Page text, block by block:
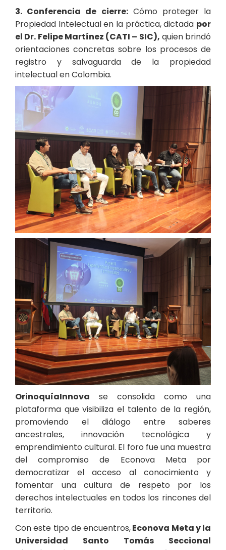
3. Conferencia de cierre:Cómo proteger la
Propiedad Intelectual en la práctica, dictada por
el Dr. Felipe Martínez (CATI – SIC), quien brindó
orientaciones concretas sobre los procesos de
registro y salvaguarda de la propiedad
intelectual en Colombia.
OrinoquíaInnova se consolida como una
plataforma que visibiliza el talento de la región,
promoviendo el diálogo entre saberes
ancestrales, innovación tecnológica y
emprendimiento cultural. El foro fue una muestra
del compromiso de Econova Meta por
democratizar el acceso al conocimiento y
fomentar una cultura de respeto por los
derechos intelectuales en todos los rincones del
territorio.
Con este tipo de encuentros,Econova Meta y la
Universidad Santo Tomás Seccional